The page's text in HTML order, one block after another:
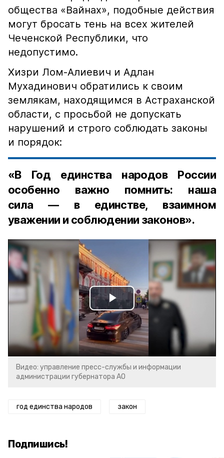
общества «Вайнах», подобные действия
могут бросать тень на всех жителей
Чеченской Республики, что
недопустимо.
Хизри Лом-Алиевич и Адлан
Мухадинович обратились к своим
землякам, находящимся в Астраханской
области, с просьбой не допускать
нарушений и строго соблюдать законы
и порядок:
«В Год единства народов России
особенно важно помнить: наша
сила — в единстве, взаимном
уважении и соблюдении законов».
Play
Video
Видео: управление пресс-службы и информации
администрации губернатора АО
год единства народов закон
Подпишись!